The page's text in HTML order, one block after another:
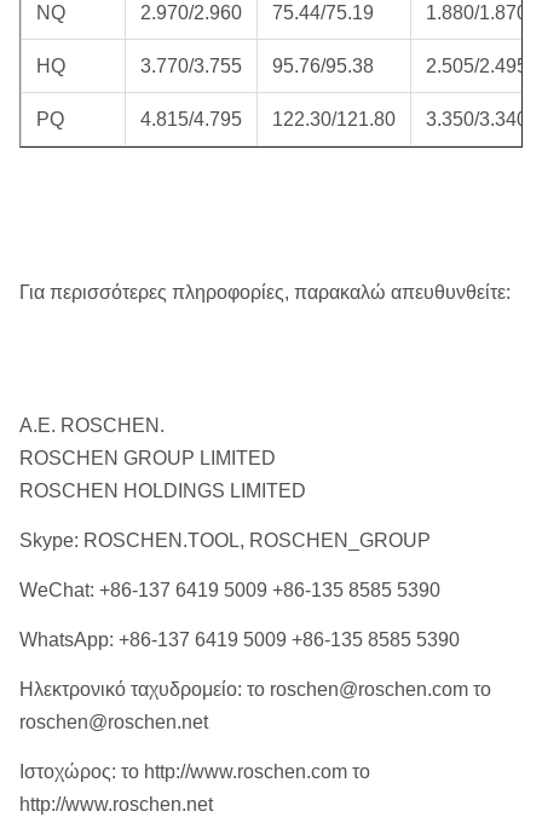
NQ 2.970/2.960 75.44/75.19 1.880/1.870
HQ 3.770/3.755 95.76/95.38 2.505/2.495
PQ 4.815/4.795 122.30/121.80 3.350/3.340
Για περισσότερες πληροφορίες, παρακαλώ απευθυνθείτε:
Α.Ε. ROSCHEN.
ROSCHEN GROUP LIMITED
ROSCHEN HOLDINGS LIMITED
Skype: ROSCHEN.TOOL, ROSCHEN_GROUP
WeChat: +86-137 6419 5009 +86-135 8585 5390
WhatsApp: +86-137 6419 5009 +86-135 8585 5390
Ηλεκτρονικό ταχυδρομείο: το roschen@roschen.com το
roschen@roschen.net
Ιστοχώρος: το http://www.roschen.com το
http://www.roschen.net